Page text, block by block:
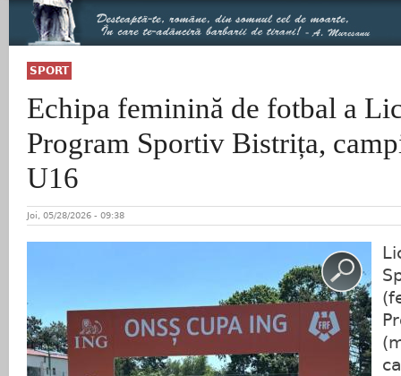
SPORT
Echipa feminină de fotbal a
Program Sportiv Bistrița,
U16
Joi, 05/28/2026 - 09:38